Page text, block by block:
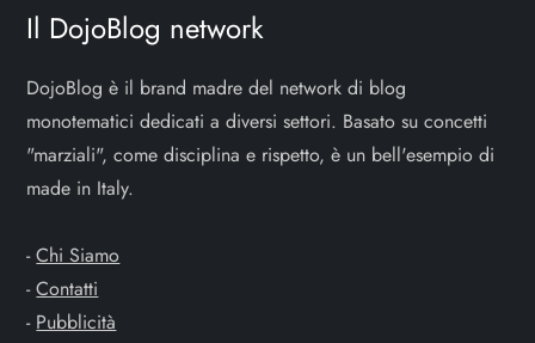
n
e
a
r
t
i
Il DojoBlog network
DojoBlog è il brand madre del network di blog
monotematici dedicati a diversi settori. Basato su concetti
"marziali", come disciplina e rispetto, è un bell'esempio di
made in Italy.
-Chi Siamo
-Contatti
- Pubblicità